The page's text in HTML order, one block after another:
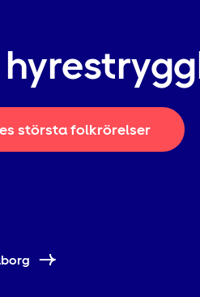
största folkrörelser